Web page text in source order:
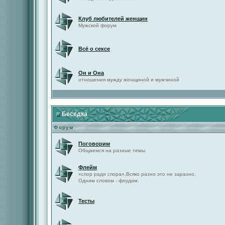
Клуб любителей женщин
Мужской форум
Всё о сексе
Он и Она
отношения мужду женщиной и мужчиной
Беседка
Форум
Поговорим
Общаемся на разные темы
Флейм
«спор ради спора»,Всяко разно это не заразно.
Одним словом - флудим.
Тесты